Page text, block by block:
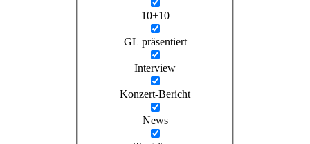
10+10
GL präsentiert
Interview
Konzert-Bericht
News